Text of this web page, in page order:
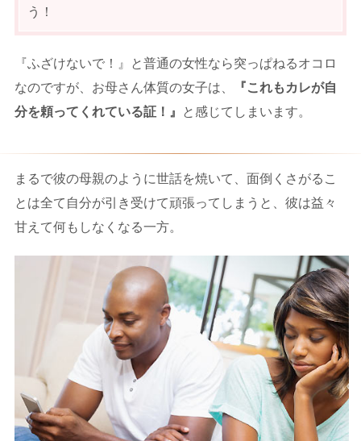
う！
『ふざけないで！』と普通の女性なら突っぱねるオコロ
なのですが、お母さん体質の女子は、
『これもカレが自
分を頼ってくれている証！』
と感じてしまいます。
まるで彼の母親のように世話を焼いて、面倒くさがるこ
とは全て自分が引き受けて頑張ってしまうと、彼は益々
甘えて何もしなくなる一方。